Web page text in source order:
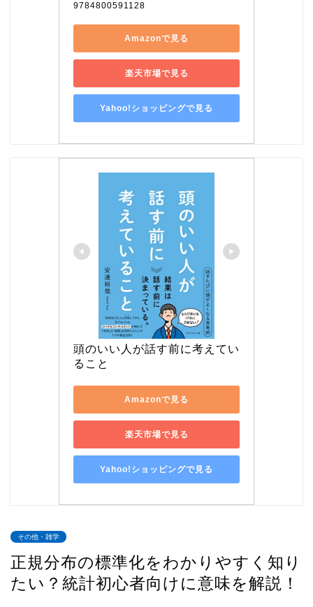
9784800591128
Amazonで見る
楽天市場で見る
Yahoo!ショッピングで見る
頭のいい人が話す前に考えてい
ること
Amazonで見る
楽天市場で見る
Yahoo!ショッピングで見る
その他・雑学
正規分布の標準化をわかりやすく知り
たい？統計初心者向けに意味を解説！